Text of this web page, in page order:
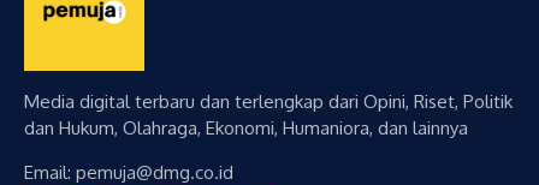
Media digital terbaru dan terlengkap dari Opini, Riset, Politik
dan Hukum, Olahraga, Ekonomi, Humaniora, dan lainnya
Email: pemuja@dmg.co.id